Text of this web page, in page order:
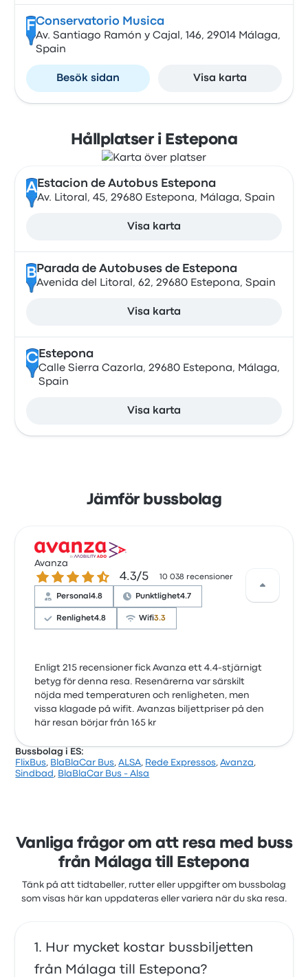
FConservatorio Musica
Av. Santiago Ramón y Cajal, 146, 29014 Málaga,
Spain
Besök sidan Visa karta
Hållplatser i Estepona
A Estacion de Autobus Estepona
Av. Litoral, 45, 29680 Estepona, Málaga, Spain
Visa karta
B Parada de Autobuses de Estepona
Avenida del Litoral, 62, 29680 Estepona, Spain
Visa karta
CEstepona
Calle Sierra Cazorla, 29680 Estepona, Málaga,
Spain
Visa karta
Jämför bussbolag
Avanza
4.3 ur 5 stjärnor 4.3/5 10 038 recensioner
Personal4.8 Punktlighet4.7
Renlighet4.8 Wifi3.3
Enligt 215 recensioner fick Avanza ett 4.4-stjärnigt
betyg för denna resa. Resenärerna var särskilt
nöjda med temperaturen och renligheten, men
vissa klagade på wifit. Avanzas biljettpriser på den
här resan börjar från 165 kr
Bussbolag i ES:
FlixBus, BlaBlaCar Bus,ALSA, Rede Expressos,Avanza,
Sindbad , BlaBlaCar Bus - Alsa
Vanliga frågor om att resa med buss
från Málaga till Estepona
Tänk på att tidtabeller, rutter eller uppgifter om bussbolag
som visas här kan uppdateras eller variera när du ska resa.
Hur mycket kostar bussbiljetten
från Málaga till Estepona?